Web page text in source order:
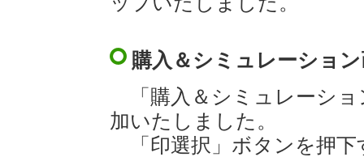
購入＆シミュレーショ
「購入＆シミュレーショ
加いたしました。
「印選択」ボタンを押下